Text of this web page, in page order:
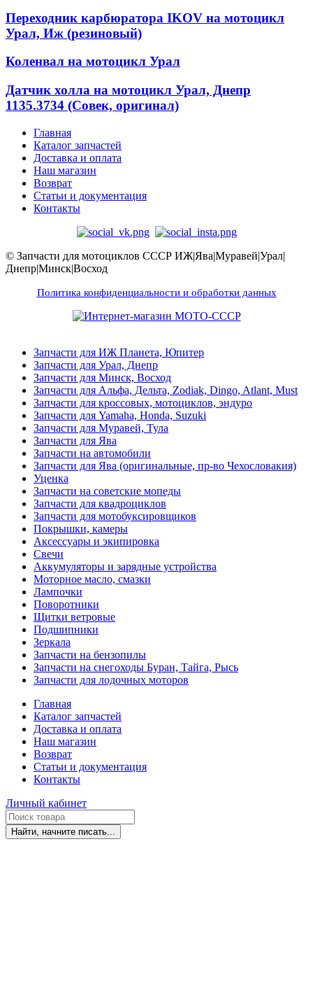
Переходник карбюратора IKOV на мотоцикл
Урал, Иж (резиновый)
Коленвал на мотоцикл Урал
Датчик холла на мотоцикл Урал, Днепр
1135.3734 (Совек, оригинал)
Главная
Каталог запчастей
Доставка и оплата
Наш магазин
Возврат
Статьи и документация
Контакты
© Запчасти для мотоциклов СССР ИЖ|Ява|Муравей|Урал|
Днепр|Минск|Восход
Политика конфиденциальности и обработки данных
Запчасти для ИЖ Планета, Юпитер
Запчасти для Урал, Днепр
Запчасти для Минск, Восход
Запчасти для Альфа, Дельта, Zodiak, Dingo, Atlant, Must
Запчасти для кроссовых, мотоциклов, эндуро
Запчасти для Yamaha, Honda, Suzuki
Запчасти для Муравей, Тула
Запчасти для Ява
Запчасти на автомобили
Запчасти для Ява (оригинальные, пр-во Чехословакия)
Уценка
Запчасти на советские мопеды
Запчасти для квадроциклов
Запчасти для мотобуксировщиков
Покрышки, камеры
Аксессуары и экипировка
Свечи
Аккумуляторы и зарядные устройства
Моторное масло, смазки
Лампочки
Поворотники
Щитки ветровые
Подшипники
Зеркала
Запчасти на бензопилы
Запчасти на снегоходы Буран, Тайга, Рысь
Запчасти для лодочных моторов
Главная
Каталог запчастей
Доставка и оплата
Наш магазин
Возврат
Статьи и документация
Контакты
Личный кабинет
Найти, начните писать...